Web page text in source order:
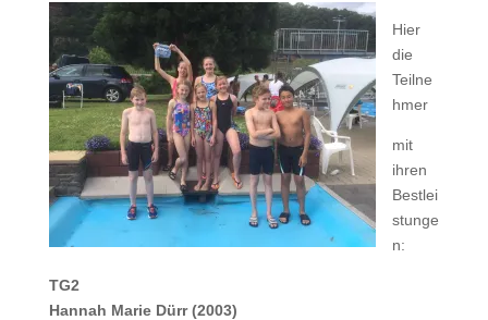
Hier
die
Teilne
hmer
mit
ihren
Bestlei
stunge
n:
TG2
Hannah Marie Dürr (2003)